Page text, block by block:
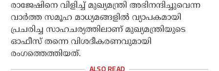
രാജേഷിനെ വിളിച്ച് മുഖ്യമന്ത്രി അഭിനന്ദിച്ചുവെന്ന
വാര്‍ത്ത സമൂഹ മാധ്യമങ്ങളില്‍ വ്യാപകമായി
പ്രചരിച്ച സാഹചര്യത്തിലാണ് മുഖ്യമന്ത്രിയുടെ
ഓഫീസ് തന്നെ വിശദീകരണവുമായി
രംഗത്തെത്തിയത്.